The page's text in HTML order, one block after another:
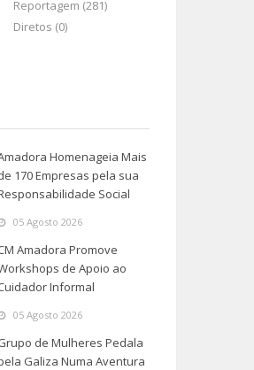
Reportagem (281)
Diretos (0)
Homenageia Mais
170 Empresas pela sua
Social
05 Agosto 2026
Amadora Promove
de Apoio ao
Informal
05 Agosto 2026
de Mulheres Pedala
Galiza Numa Aventura